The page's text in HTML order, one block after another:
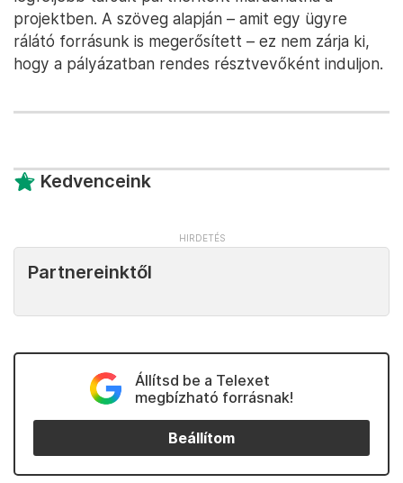
projektben. A szöveg alapján – amit egy ügyre
rálátó forrásunk is megerősített – ez nem zárja ki,
hogy a pályázatban rendes résztvevőként induljon.
Kedvenceink
Partnereinktől
Állítsd be a Telexet
megbízható forrásnak!
Beállítom